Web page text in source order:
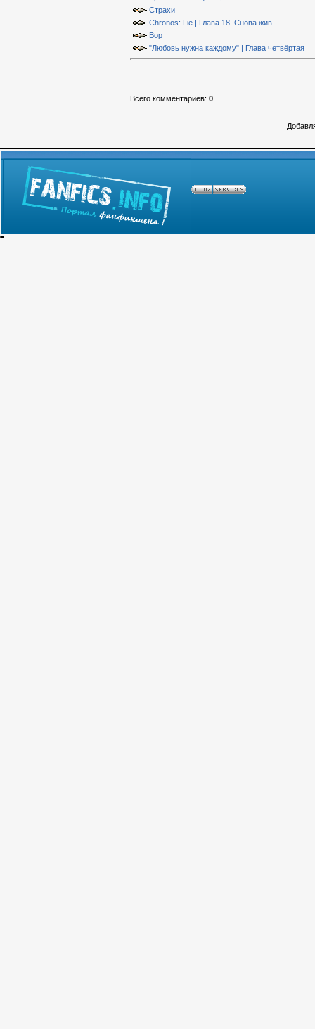
Страхи
Chronos: Lie | Глава 18. Снова жив
Вор
"Любовь нужна каждому" | Глава четвёртая
Всего комментариев: 0